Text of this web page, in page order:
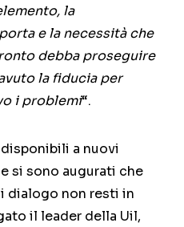
la
e la necessità che
debba proseguire
la fiducia per
i problemi“.
a nuovi
si sono augurati che
dialogo non resti in
il leader della Uil,